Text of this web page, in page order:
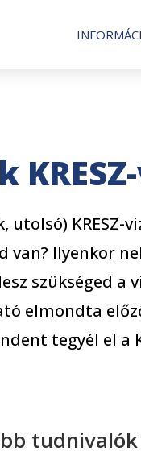
utolsó) KRESZ-
van? Ilyenkor
szükséged a
elmondta
tegyél el a
tudnivalók